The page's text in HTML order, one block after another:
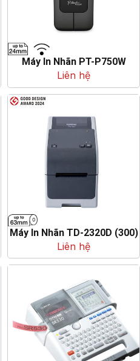
Máy In Nhãn PT-P750W
Liên hệ
Máy In Nhãn TD-2320D (300)
Liên hệ